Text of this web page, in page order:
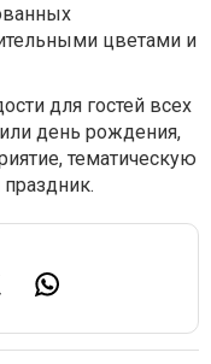
цветами и
для гостей всех
день рождения,
тематическую